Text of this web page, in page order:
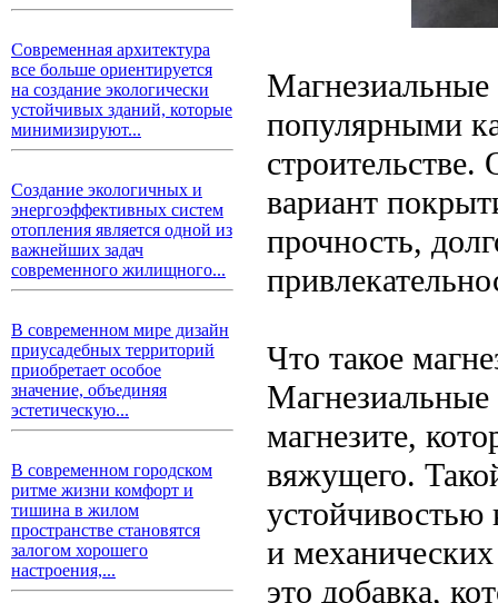
Современная архитектура
все больше ориентируется
на создание экологически
устойчивых зданий, которые
минимизируют...
Создание экологичных и
энергоэффективных систем
отопления является одной из
важнейших задач
современного жилищного...
В современном мире дизайн
приусадебных территорий
приобретает особое
значение, объединяя
эстетическую...
В современном городском
ритме жизни комфорт и
тишина в жилом
пространстве становятся
залогом хорошего
настроения,...
Магнезиальные
популярными
вариант
прочность,
Что такое
магнезите,
вяжущего.
устойчивостью
и
это добавка,